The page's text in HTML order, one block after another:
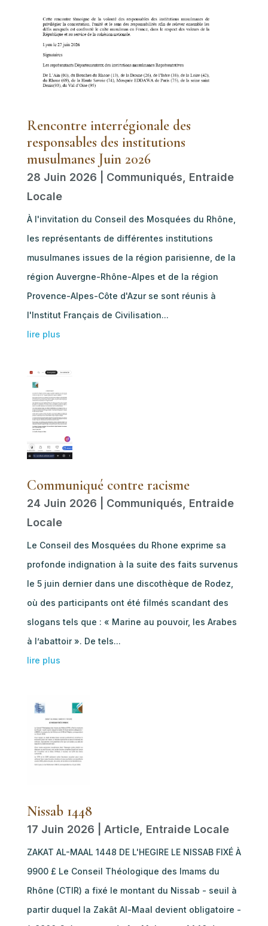
Rencontre interrégionale des
responsables des institutions
musulmanes Juin 2026
28 Juin 2026 Communiqués
Entraide
Locale
À l'invitation du Conseil des Mosquées du Rhône,
les représentants de différentes institutions
musulmanes issues de la région parisienne, de la
région Auvergne-Rhône-Alpes et de la région
Provence-Alpes-Côte d'Azur se sont réunis à
l'Institut Français de Civilisation...
lire plus
Communiqué contre racisme
24 Juin 2026 Communiqués
Entraide
Locale
Le Conseil des Mosquées du Rhone exprime sa
profonde indignation à la suite des faits survenus
le 5 juin dernier dans une discothèque de Rodez,
où des participants ont été filmés scandant des
slogans tels que : « Marine au pouvoir, les Arabes
à l’abattoir ». De tels...
lire plus
Nissab 1448
17 Juin 2026 Article, Entraide Locale
ZAKAT AL-MAAL 1448 DE L'HEGIRE LE NISSAB FIXÉ À
9900 £ Le Conseil Théologique des Imams du
Rhône (CTIR) a fixé le montant du Nissab - seuil à
partir duquel la Zakât Al-Maal devient obligatoire -